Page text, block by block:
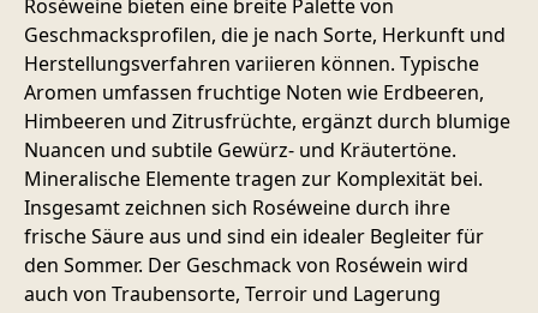
Roséweine bieten eine breite Palette von
Geschmacksprofilen, die je nach Sorte, Herkunft und
Herstellungsverfahren variieren können. Typische
Aromen umfassen fruchtige Noten wie Erdbeeren,
Himbeeren und Zitrusfrüchte, ergänzt durch blumige
Nuancen und subtile Gewürz- und Kräutertöne.
Mineralische Elemente tragen zur Komplexität bei.
Insgesamt zeichnen sich Roséweine durch ihre
frische Säure aus und sind ein idealer Begleiter für
den Sommer. Der Geschmack von Roséwein wird
auch von Traubensorte, Terroir und Lagerung